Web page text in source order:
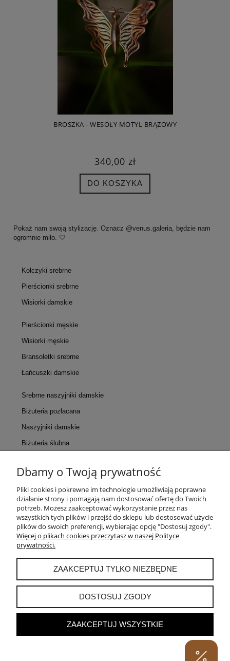
BROSZKA - WESOŁY MOTYL BRĄZOWY
340,00 zł
DO KOSZYKA
Pokaż nam swoją stylizację. Oznacz @venus.galeria, będzie nam
ogromnie miło. 🤍
Kolczyki srebrne
Pierścionki srebrne
Wisiorki damskie
Pierścionki męskie
Wisiorki męskie
Bransoletki srebrne
Łańcuszki damskie
Srebrne naszyjniki damskie
Biżuteria pozłacana
Naszyjniki damskie
Biżuteria ślubna
KONTAKT
POMOC
MOJE KONTO
PŁATNOŚCI I DOSTAWA
INFORMACJE
Dbamy o Twoją prywatność
Pliki cookies i pokrewne im technologie umożliwiają poprawne
działanie strony i pomagają nam dostosować ofertę do Twoich
potrzeb. Możesz zaakceptować wykorzystanie przez nas
wszystkich tych plików i przejść do sklepu lub dostosować użycie
plików do swoich preferencji, wybierając opcję "Dostosuj zgody".
Więcej o plikach cookies przeczytasz w naszej Polityce
prywatności.
ZAAKCEPTUJ TYLKO NIEZBĘDNE
DOSTOSUJ ZGODY
ZAAKCEPTUJ WSZYSTKIE